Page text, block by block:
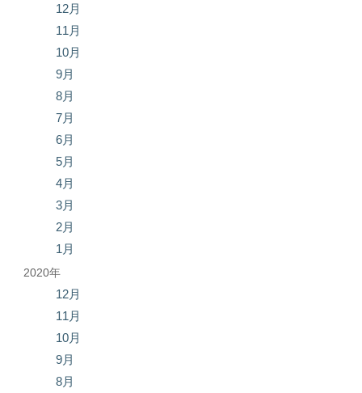
12月
11月
10月
9月
8月
7月
6月
5月
4月
3月
2月
1月
2020年
12月
11月
10月
9月
8月